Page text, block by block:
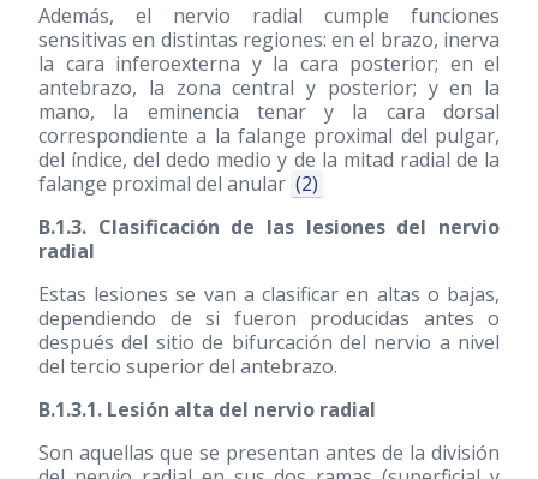
Además, el nervio radial cumple funciones
sensitivas en distintas regiones: en el brazo, inerva
la cara inferoexterna y la cara posterior; en el
antebrazo, la zona central y posterior; y en la
mano, la eminencia tenar y la cara dorsal
correspondiente a la falange proximal del pulgar,
del índice, del dedo medio y de la mitad radial de la
falange proximal del anular (2)
B.1.3. Clasificación de las lesiones del nervio
radial
Estas lesiones se van a clasificar en altas o bajas,
dependiendo de si fueron producidas antes o
después del sitio de bifurcación del nervio a nivel
del tercio superior del antebrazo.
B.1.3.1. Lesión alta del nervio radial
Son aquellas que se presentan antes de la división